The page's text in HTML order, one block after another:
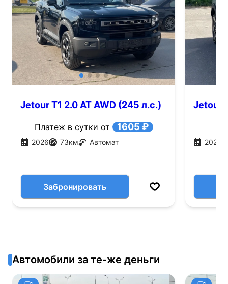
Jetour T1 2.0 AT AWD (245 л.с.)
Платеж в сутки от 1605 ₽
2026 73км Автомат
Забронировать
Jetour
2026
Автомобили за те-же деньги